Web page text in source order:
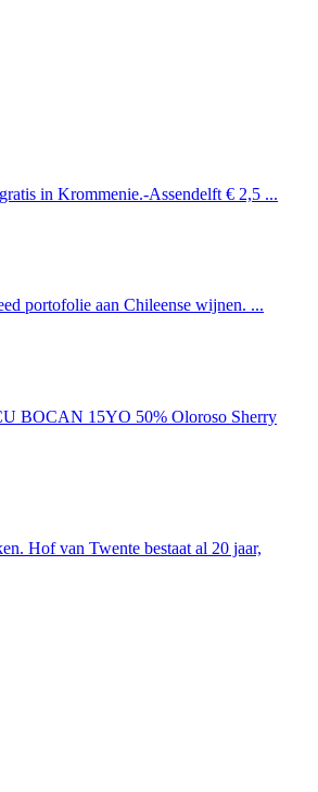
in Krommenie.-Assendelft € 2,5 ...
portofolie aan Chileense wijnen. ...
BOCAN 15YO 50% Oloroso Sherry
Hof van Twente bestaat al 20 jaar,